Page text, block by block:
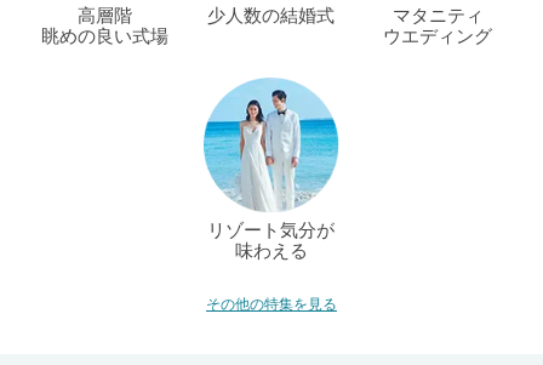
高層階
眺めの良い式場
少人数の結婚式
マタニティ
ウエディング
リゾート気分が
味わえる
その他の特集を見る